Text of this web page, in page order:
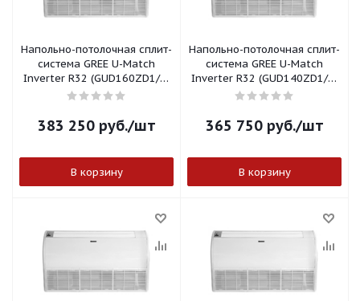
Напольно-потолочная сплит-
система GREE U-Match
Inverter R32 (GUD160ZD1/B-
S)
383 250руб./шт
В корзину
Напольно-потолочная сплит-
система GREE U-Match
Inverter R32 (GUD140ZD1/B-
S)
365 750руб./шт
В корзину